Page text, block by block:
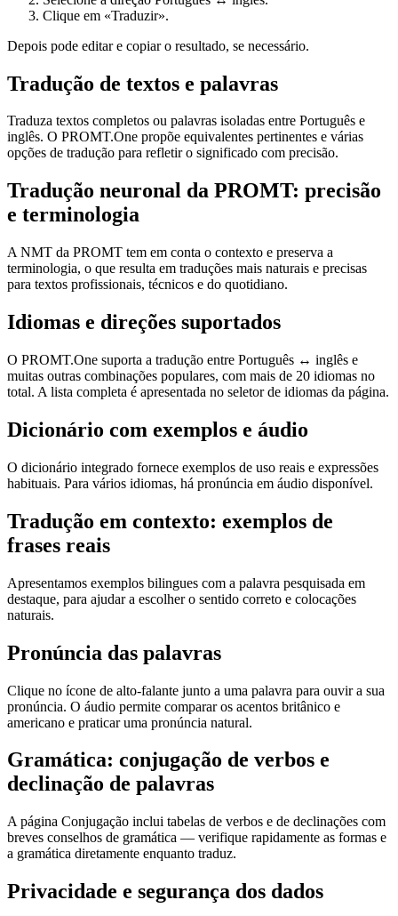
Clique em «Traduzir».
Depois pode editar e copiar o resultado, se necessário.
Tradução de textos e palavras
Traduza textos completos ou palavras isoladas entre Português e
inglês. O PROMT.One propõe equivalentes pertinentes e várias
opções de tradução para refletir o significado com precisão.
Tradução neuronal da PROMT: precisão
e terminologia
A NMT da PROMT tem em conta o contexto e preserva a
terminologia, o que resulta em traduções mais naturais e precisas
para textos profissionais, técnicos e do quotidiano.
Idiomas e direções suportados
O PROMT.One suporta a tradução entre Português ↔ inglês e
muitas outras combinações populares, com mais de 20 idiomas no
total. A lista completa é apresentada no seletor de idiomas da página.
Dicionário com exemplos e áudio
O dicionário integrado fornece exemplos de uso reais e expressões
habituais. Para vários idiomas, há pronúncia em áudio disponível.
Tradução em contexto: exemplos de
frases reais
Apresentamos exemplos bilingues com a palavra pesquisada em
destaque, para ajudar a escolher o sentido correto e colocações
naturais.
Pronúncia das palavras
Clique no ícone de alto-falante junto a uma palavra para ouvir a sua
pronúncia. O áudio permite comparar os acentos britânico e
americano e praticar uma pronúncia natural.
Gramática: conjugação de verbos e
declinação de palavras
A página Conjugação inclui tabelas de verbos e de declinações com
breves conselhos de gramática — verifique rapidamente as formas e
a gramática diretamente enquanto traduz.
Privacidade e segurança dos dados